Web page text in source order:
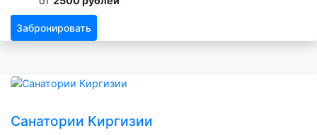
Забронировать
Санатории Киргизии